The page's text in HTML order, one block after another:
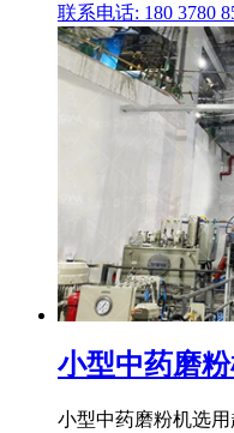
联系电话: 180 3780
小型中药磨
小型中药磨粉机选